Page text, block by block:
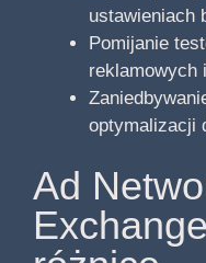
ustawieniach
Pomijanie
reklamowych
optymalizacji
Ad